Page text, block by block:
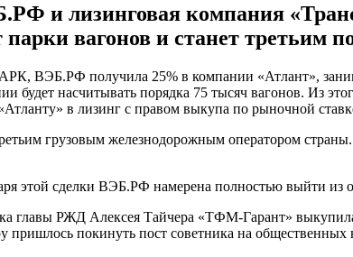
и лизинговая компания
вагонов и станет третьим
ВЭБ.РФ получила 25% в компании «Атлант»,
будет насчитывать порядка 75 тысяч вагонов. Из
в лизинг с правом выкупа по рыночной
грузовым железнодорожным оператором
этой сделки ВЭБ.РФ намерена полностью выйти из
главы РЖД Алексея Тайчера «ТФМ-Гарант»
покинуть пост советника на общественных